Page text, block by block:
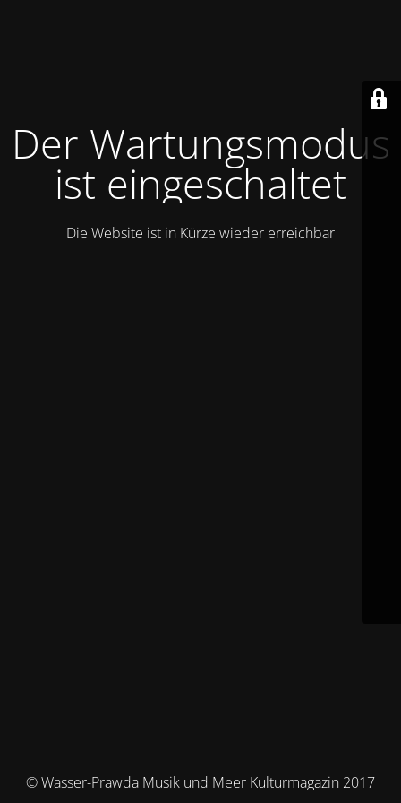
Der Wartungsmodus
ist eingeschaltet
Die Website ist in Kürze wieder erreichbar
© Wasser-Prawda Musik und Meer Kulturmagazin 2017